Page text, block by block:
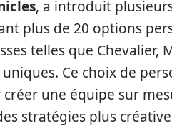
, a introduit
plus de 20 options
telles que Chevalier,
Ce choix de
une équipe sur
stratégies plus